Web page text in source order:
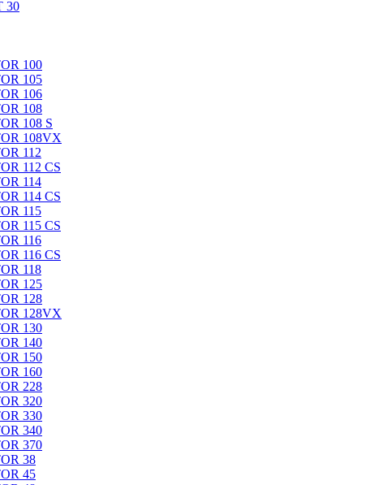
30
100
105
106
108
108 S
108VX
112
112 CS
114
114 CS
115
115 CS
116
116 CS
118
125
128
128VX
130
140
150
160
228
320
330
340
370
38
45